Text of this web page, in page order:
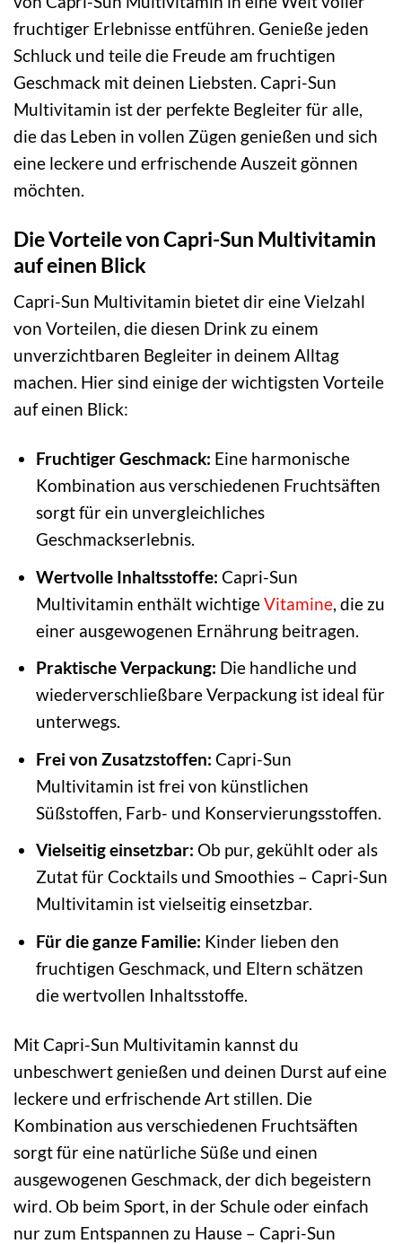
fruchtiger Erlebnisse entführen. Genieße jeden
Schluck und teile die Freude am fruchtigen
Geschmack mit deinen Liebsten. Capri-Sun
Multivitamin ist der perfekte Begleiter für alle,
die das Leben in vollen Zügen genießen und sich
eine leckere und erfrischende Auszeit gönnen
möchten.
Die Vorteile von Capri-Sun Multivitamin
auf einen Blick
Capri-Sun Multivitamin bietet dir eine Vielzahl
von Vorteilen, die diesen Drink zu einem
unverzichtbaren Begleiter in deinem Alltag
machen. Hier sind einige der wichtigsten Vorteile
auf einen Blick:
Fruchtiger Geschmack: Eine harmonische
Kombination aus verschiedenen Fruchtsäften
sorgt für ein unvergleichliches
Geschmackserlebnis.
Wertvolle Inhaltsstoffe: Capri-Sun
Multivitamin enthält wichtigeVitamine, die zu
einer ausgewogenen Ernährung beitragen.
Praktische Verpackung: Die handliche und
wiederverschließbare Verpackung ist ideal für
unterwegs.
Frei von Zusatzstoffen: Capri-Sun
Multivitamin ist frei von künstlichen
Süßstoffen, Farb- und Konservierungsstoffen.
Vielseitig einsetzbar: Ob pur, gekühlt oder als
Zutat für Cocktails und Smoothies – Capri-Sun
Multivitamin ist vielseitig einsetzbar.
Für die ganze Familie: Kinder lieben den
fruchtigen Geschmack, und Eltern schätzen
die wertvollen Inhaltsstoffe.
Mit Capri-Sun Multivitamin kannst du
unbeschwert genießen und deinen Durst auf eine
leckere und erfrischende Art stillen. Die
Kombination aus verschiedenen Fruchtsäften
sorgt für eine natürliche Süße und einen
ausgewogenen Geschmack, der dich begeistern
wird. Ob beim Sport, in der Schule oder einfach
nur zum Entspannen zu Hause – Capri-Sun